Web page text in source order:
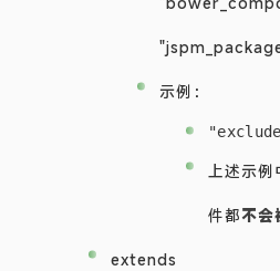
示例：
上述示
件都不会
extends